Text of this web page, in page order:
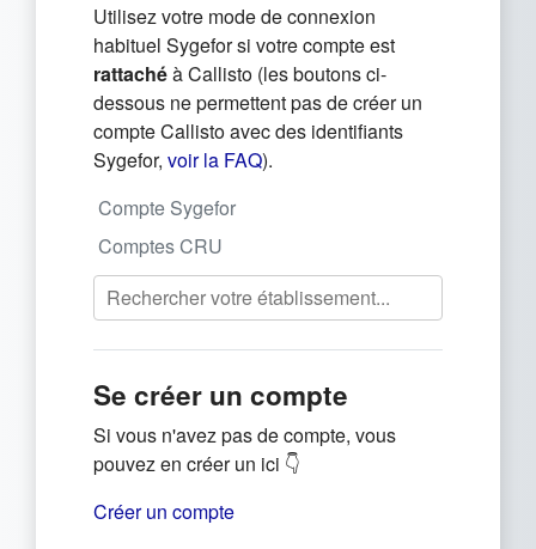
Utilisez votre mode de connexion
habituel Sygefor si votre compte est
rattachéà Callisto (les boutons ci-
dessous ne permettent pas de créer un
compte Callisto avec des identifiants
Sygefor, voir la FAQ(s'ouvre dans un nouvel onglet)
).
Compte Sygefor
Comptes CRU
Se créer un compte
Si vous n'avez pas de compte, vous
pouvez en créer un ici 👇
Créer un compte